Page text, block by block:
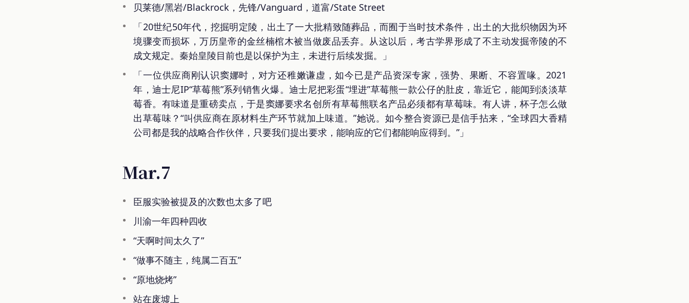
贝莱德/黑岩/Blackrock，先锋/Vanguard，道富/State Street
「20世纪50年代，挖掘明定陵，出土了一大批精致随葬品，而囿于当时技术条件，出土的大批织物因为环
境骤变而损坏，万历皇帝的金丝楠棺木被当做废品丢弃。从这以后，考古学界形成了不主动发掘帝陵的不
成文规定。秦始皇陵目前也是以保护为主，未进行后续发掘。」
「一位供应商刚认识窦娜时，对方还稚嫩谦虚，如今已是产品资深专家，强势、果断、不容置喙。2021
年，迪士尼IP“草莓熊”系列销售火爆。迪士尼把彩蛋“埋进”草莓熊一款公仔的肚皮，靠近它，能闻到淡淡草
莓香。有味道是重磅卖点，于是窦娜要求名创所有草莓熊联名产品必须都有草莓味。有人讲，杯子怎么做
出草莓味？“叫供应商在原材料生产环节就加上味道。”她说。如今整合资源已是信手拈来，“全球四大香精
公司都是我的战略合作伙伴，只要我们提出要求，能响应的它们都能响应得到。”」
Mar.7
臣服实验被提及的次数也太多了吧
川渝一年四种四收
“天啊时间太久了”
“做事不随主，纯属二百五”
“原地烧烤”
站在废墟上